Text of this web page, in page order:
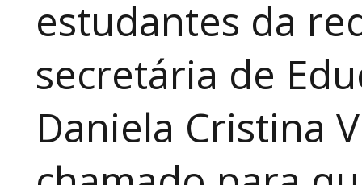
estudantes da
secretária de
Daniela Cristina